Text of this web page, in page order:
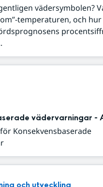
vädersymbolen?
temperaturen, och
vädervarningar -
Konsekvensbaserade
och utveckling